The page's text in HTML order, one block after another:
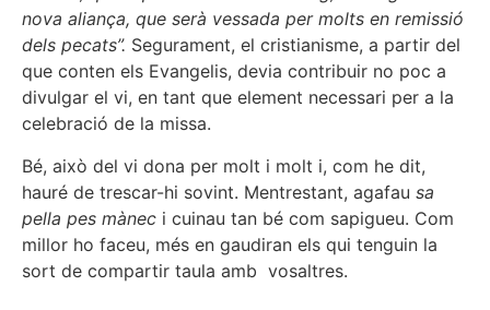
nova aliança, que serà vessada per molts en remissió
dels pecats”. Segurament, el cristianisme, a partir del
que conten els Evangelis, devia contribuir no poc a
divulgar el vi, en tant que element necessari per a la
celebració de la missa.
Bé, això del vi dona per molt i molt i, com he dit,
hauré de trescar-hi sovint. Mentrestant, agafau sa
pella pes mànec i cuinau tan bé com sapigueu. Com
millor ho faceu, més en gaudiran els qui tenguin la
sort de compartir taula amb vosaltres.